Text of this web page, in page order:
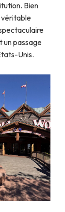
Bien
véritable
un passage
Unis.